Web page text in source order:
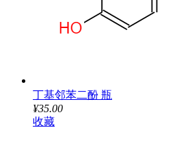
丁基邻苯二酚 瓶
¥35.00
收藏